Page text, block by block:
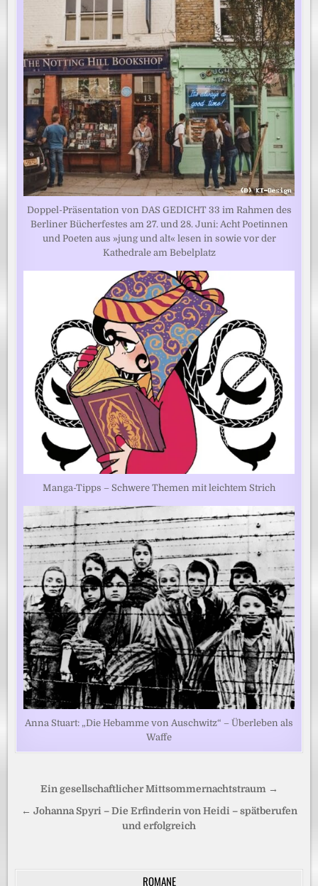
Doppel-Präsentation von DAS GEDICHT 33 im Rahmen des
Berliner Bücherfestes am 27. und 28. Juni: Acht Poetinnen
und Poeten aus »jung und alt« lesen in sowie vor der
Kathedrale am Bebelplatz
Manga-Tipps – Schwere Themen mit leichtem Strich
Anna Stuart: „Die Hebamme von Auschwitz“ – Überleben als
Waffe
Beitragsnavigation
Ein gesellschaftlicher Mittsommernachtstraum →
← Johanna Spyri – Die Erfinderin von Heidi – spätberufen
und erfolgreich
ROMANE